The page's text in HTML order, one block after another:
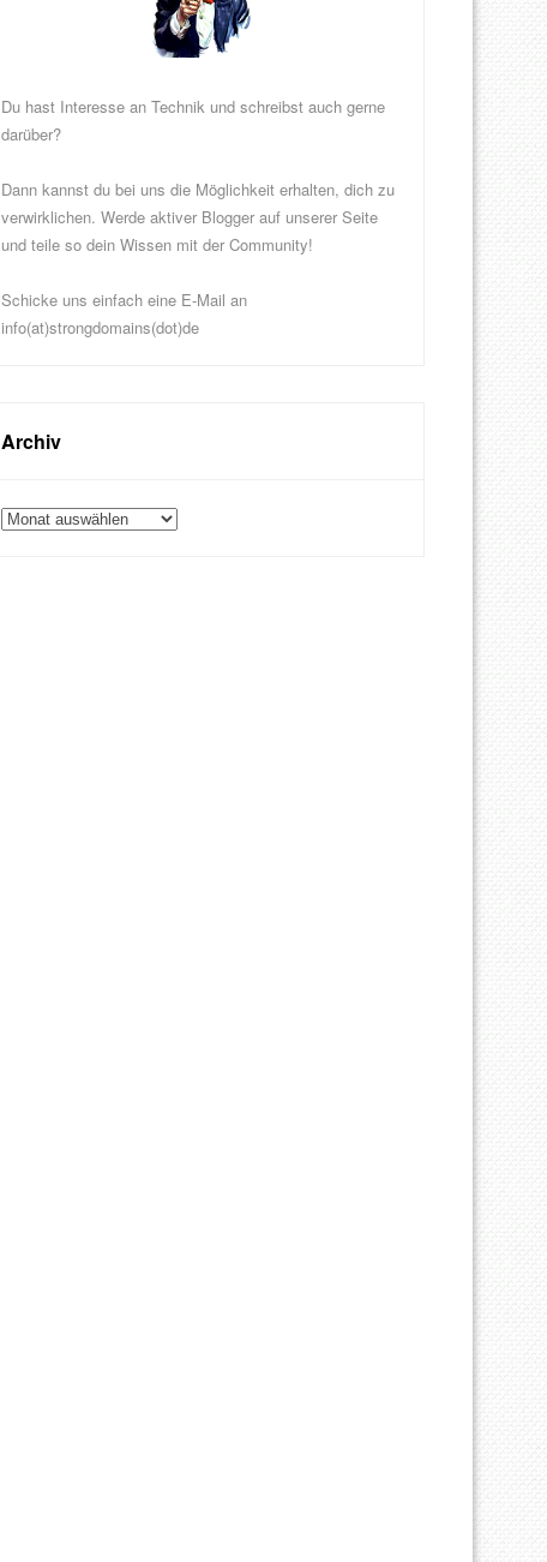
Du hast Interesse an Technik und schreibst auch gerne
darüber?
Dann kannst du bei uns die Möglichkeit erhalten, dich zu
verwirklichen. Werde aktiver Blogger auf unserer Seite
und teile so dein Wissen mit der Community!
Schicke uns einfach eine E-Mail an
info(at)strongdomains(dot)de
Archiv
Archiv